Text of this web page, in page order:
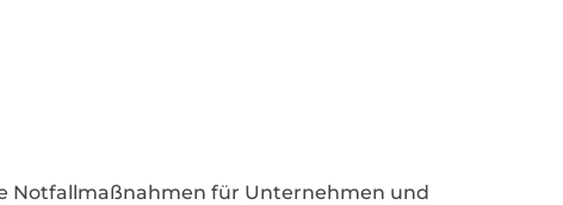
Notfallmaßnahmen für Unternehmen und